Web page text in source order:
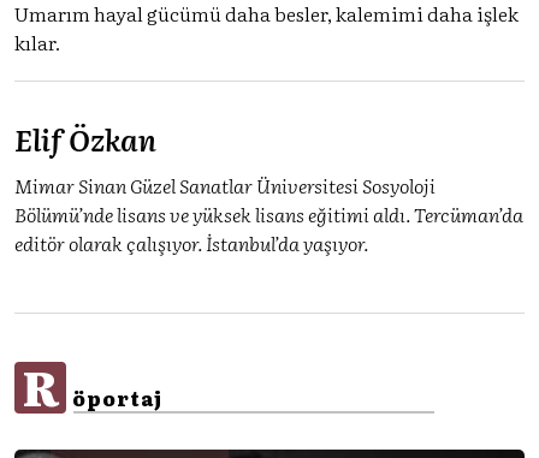
Umarım hayal gücümü daha besler, kalemimi daha işlek
kılar.
Elif Özkan
Mimar Sinan Güzel Sanatlar Üniversitesi Sosyoloji
Bölümü’nde lisans ve yüksek lisans eğitimi aldı. Tercüman’da
editör olarak çalışıyor. İstanbul’da yaşıyor.
R öportaj